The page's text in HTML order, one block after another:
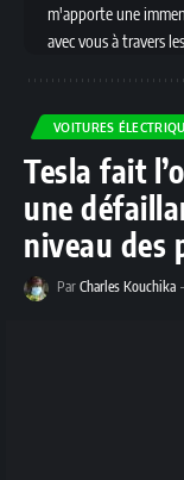
m'apporte une
avec vous à travers
VOITURES
Tesla fait
une
niveau des
Par Charles Kouchika